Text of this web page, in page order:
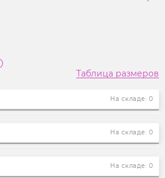
Таблица размеров
На складе: 0
На складе: 0
На складе: 0